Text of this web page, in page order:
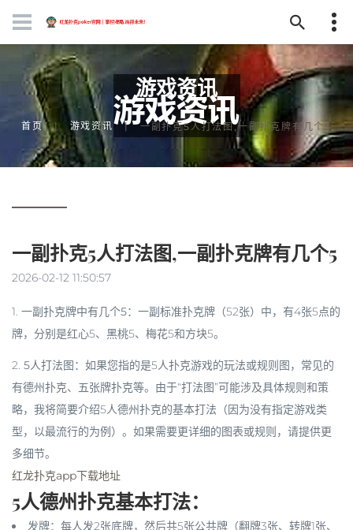
游戏资讯
首页 游戏资讯 一副扑克5人打法图,一副扑克牌有几个5
一副扑克5人打法图,一副扑克牌有几个5
2026-02-12 11:50:57
1. 一副扑克牌中有几个5：一副标准扑克牌（52张）中，有4张5点的
牌，分别是红心5、黑桃5、梅花5和方块5。
2. 5人打法图：如果您指的是5人扑克游戏的玩法或规则图，常见的
有德州扑克、五张牌扑克等。由于“打法图”可能涉及具体规则和策
略，我将简要介绍5人德州扑克的基本打法（因为没有指定游戏类
型，以最流行的为例）。如果需要更详细的图表或规则，请提供更
多细节。
红龙扑克app下载地址
5人德州扑克基本打法：
发牌：每人发2张底牌，然后共5张公共牌（翻牌3张、转牌1张、